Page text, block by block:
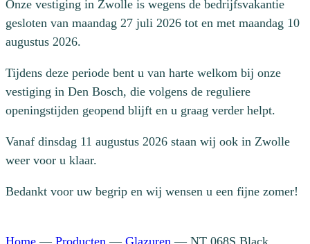
Onze vestiging in Zwolle is wegens de bedrijfsvakantie
gesloten van maandag 27 juli 2026 tot en met maandag 10
augustus 2026.
Tijdens deze periode bent u van harte welkom bij onze
vestiging in Den Bosch, die volgens de reguliere
openingstijden geopend blijft en u graag verder helpt.
Vanaf dinsdag 11 augustus 2026 staan wij ook in Zwolle
weer voor u klaar.
Bedankt voor uw begrip en wij wensen u een fijne zomer!
Home — Producten — Glazuren — NT 068S Black